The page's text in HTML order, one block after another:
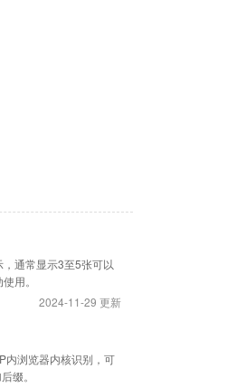
通常显示3至5张可以
用。
2024-11-29 更新
内浏览器内核识别，可
缀。